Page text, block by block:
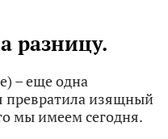
разницу.
– еще одна
превратила изящный
мы имеем сегодня.